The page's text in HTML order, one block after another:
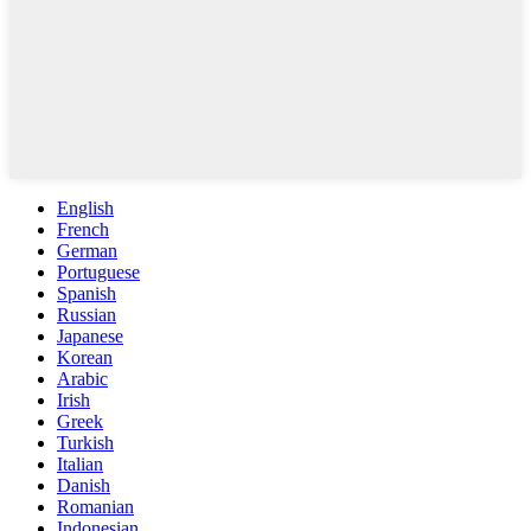
English
French
German
Portuguese
Spanish
Russian
Japanese
Korean
Arabic
Irish
Greek
Turkish
Italian
Danish
Romanian